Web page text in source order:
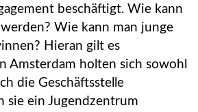
beschäftigt. Wie kann
Wie kann man junge
Hieran gilt es
Amsterdam holten sich sowohl
die Geschäftsstelle
sie ein Jugendzentrum